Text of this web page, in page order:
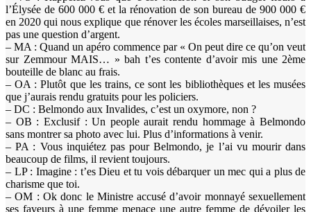
l’Élysée de 600 000 € et la rénovation de son bureau de 900 000 €
en 2020 qui nous explique que rénover les écoles marseillaises, n’est
pas une question d’argent.
– MA : Quand un apéro commence par « On peut dire ce qu’on veut
sur Zemmour MAIS… » bah t’es contente d’avoir mis une 2ème
bouteille de blanc au frais.
– OA : Plutôt que les trains, ce sont les bibliothèques et les musées
que j’aurais rendu gratuits pour les policiers.
– DC : Belmondo aux Invalides, c’est un oxymore, non ?
– OB : Exclusif : Un people aurait rendu hommage à Belmondo
sans montrer sa photo avec lui. Plus d’informations à venir.
– PA : Vous inquiétez pas pour Belmondo, je l’ai vu mourir dans
beaucoup de films, il revient toujours.
– LP : Imagine : t’es Dieu et tu vois débarquer un mec qui a plus de
charisme que toi.
– OM : Ok donc le Ministre accusé d’avoir monnayé sexuellement
ses faveurs à une femme menace une autre femme de dévoiler les